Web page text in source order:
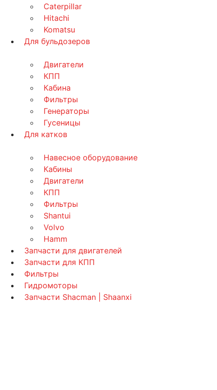
Caterpillar
Hitachi
Komatsu
Для бульдозеров
Двигатели
КПП
Кабина
Фильтры
Генераторы
Гусеницы
Для катков
Навесное оборудование
Кабины
Двигатели
КПП
Фильтры
Shantui
Volvo
Hamm
Запчасти для двигателей
Запчасти для КПП
Фильтры
Гидромоторы
Запчасти Shacman | Shaanxi